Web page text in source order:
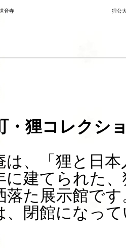
音寺 狸公
・狸コレクシ
は、「狸と日
に建てられた
落た展示館です
、閉館になっ